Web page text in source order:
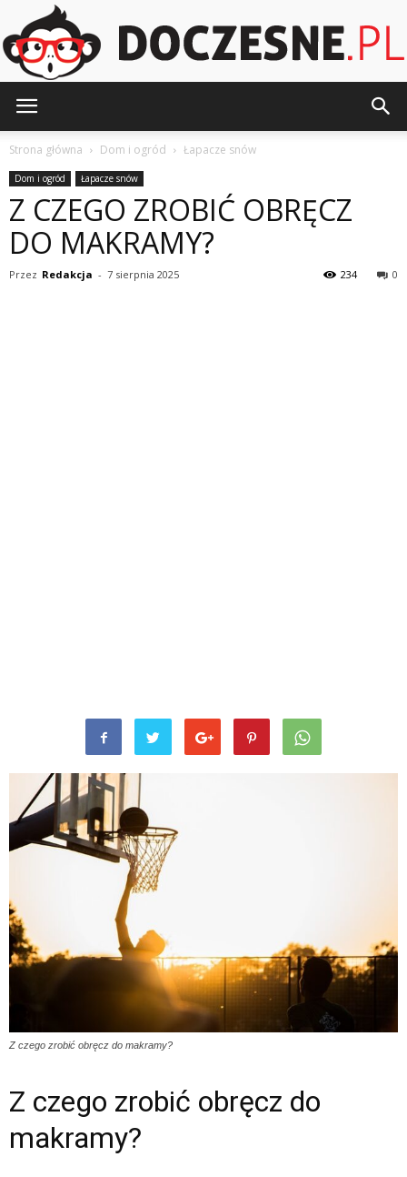
Strona główna Dom i ogród Łapacze snów
Dom i ogród Łapacze snów
Z CZEGO ZROBIĆ OBRĘCZ
DO MAKRAMY?
Przez Redakcja - 7 sierpnia 2025 0
234
Z czego zrobić obręcz do makramy?
Z czego zrobić obręcz do
makramy?